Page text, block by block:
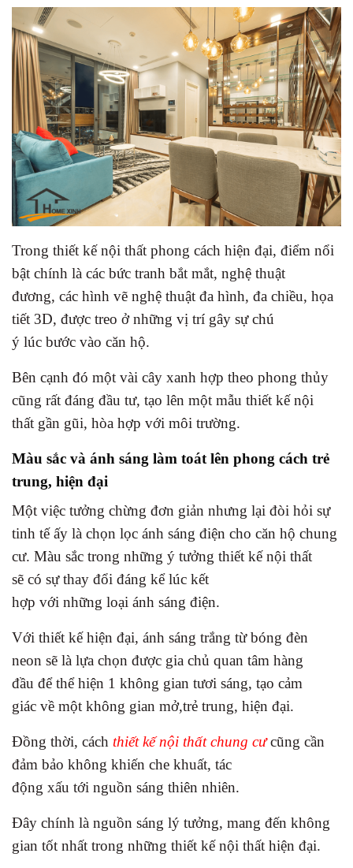
Trong thiết kế nội thất phong cách hiện đại, điểm nổi
bật chính là các bức tranh bắt mắt, nghệ thuật
đương, các hình vẽ nghệ thuật đa hình, đa chiều, họa
tiết 3D, được treo ở những vị trí gây sự chú
ý lúc bước vào căn hộ.
Bên cạnh đó một vài cây xanh hợp theo phong thủy
cũng rất đáng đầu tư, tạo lên một mẫu thiết kế nội
thất gần gũi, hòa hợp với môi trường.
Màu sắc và ánh sáng làm toát lên phong cách trẻ
trung, hiện đại
Một việc tưởng chừng đơn giản nhưng lại đòi hỏi sự
tinh tế ấy là chọn lọc ánh sáng điện cho căn hộ chung
cư. Màu sắc trong những ý tưởng thiết kế nội thất
sẽ có sự thay đổi đáng kể lúc kết
hợp với những loại ánh sáng điện.
Với thiết kế hiện đại, ánh sáng trắng từ bóng đèn
neon sẽ là lựa chọn được gia chủ quan tâm hàng
đầu để thể hiện 1 không gian tươi sáng, tạo cảm
giác về một không gian mở,trẻ trung, hiện đại.
Đồng thời, cách thiết kế nội thất chung cưcũng cần
đảm bảo không khiến che khuất, tác
động xấu tới nguồn sáng thiên nhiên.
Đây chính là nguồn sáng lý tưởng, mang đến không
gian tốt nhất trong những thiết kế nội thất hiện đại.